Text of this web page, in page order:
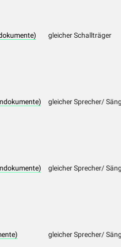
gleicher Schallträger
gleicher Sprecher/
gleicher Sprecher/
gleicher Sprecher/